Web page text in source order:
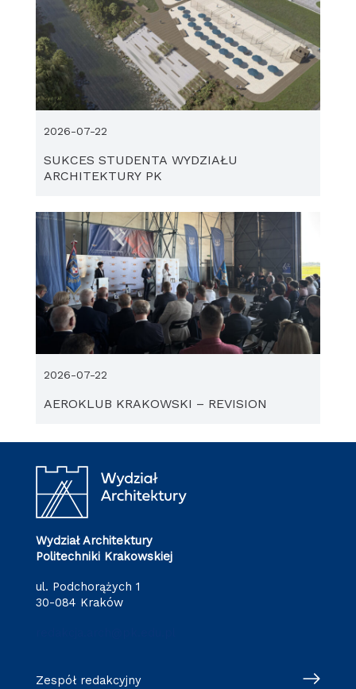
SUKCES STUDENTA WYDZIAŁU
ARCHITEKTURY PK
2026-07-22
AEROKLUB KRAKOWSKI – REVISION
2026-07-22
Wydział Architektury
Politechniki Krakowskiej
ul. Podchorążych 1
30-084 Kraków
Zespół redakcyjny